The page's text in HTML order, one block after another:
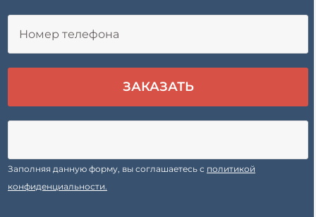
Заполняя данную форму, вы соглашаетесь с политикой
конфиденциальности.